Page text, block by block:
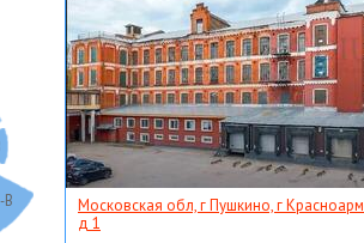
Московская обл, г Пушкино, г
д 1